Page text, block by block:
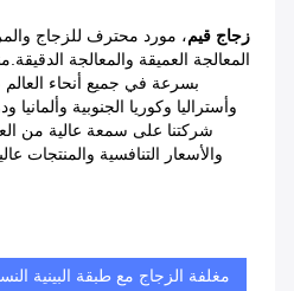
زجاج قيم، مورد محترف للزجاج
بسرعة في جميع أنحاء العالم
وأستراليا وكوريا الجنوبية
شركتنا على سمعة عالية من
والأسعار التنافسية والمنتجات
مغلفة الزجاج مع طبقة البينية